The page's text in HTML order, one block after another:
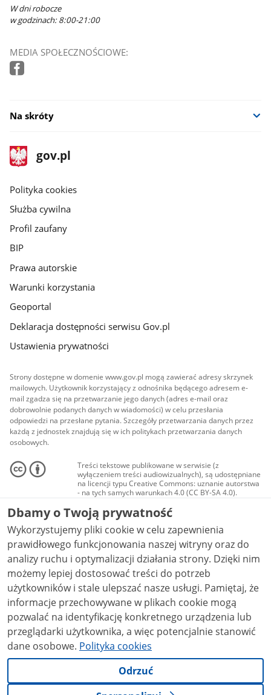
W dni robocze
w godzinach: 8:00-21:00
MEDIA SPOŁECZNOŚCIOWE:
Na skróty
stopka
gov.pl
Strona
gov.pl
gov.pl
Polityka cookies
Służba cywilna
Profil zaufany
BIP
Prawa autorskie
Warunki korzystania
Geoportal
Deklaracja dostępności serwisu Gov.pl
Ustawienia prywatności
Strony dostępne w domenie www.gov.pl mogą zawierać adresy skrzynek
mailowych. Użytkownik korzystający z odnośnika będącego adresem e-
mail zgadza się na przetwarzanie jego danych (adres e-mail oraz
dobrowolnie podanych danych w wiadomości) w celu przesłania
odpowiedzi na przesłane pytania. Szczegóły przetwarzania danych przez
każdą z jednostek znajdują się w ich politykach przetwarzania danych
osobowych.
Treści tekstowe publikowane w serwisie (z
wyłączeniem treści audiowizualnych), są udostępniane
na licencji typu Creative Commons: uznanie autorstwa
- na tych samych warunkach 4.0 (CC BY-SA 4.0).
Materiały audiowizualne, w tym zdjęcia, materiały
audio i wideo, są udostępniane na licencji typu
Creative Commons: uznanie autorstwa użycie
niekomercyjne - bez utworów zależnych 4.0 (CC BY-
NC-ND 4.0), o ile nie jest to stwierdzone inaczej.
Dbamy o Twoją prywatność
Wykorzystujemy pliki cookie w celu zapewnienia
prawidłowego funkcjonowania naszej witryny oraz do
analizy ruchu i optymalizacji działania strony. Dzięki nim
możemy lepiej dostosować treści do potrzeb
użytkowników i stale ulepszać nasze usługi. Pamiętaj, że
informacje przechowywane w plikach cookie mogą
pozwalać na identyfikację konkretnego urządzenia lub
przeglądarki użytkownika, a więc potencjalnie stanowić
dane osobowe. Polityka cookies
Odrzuć